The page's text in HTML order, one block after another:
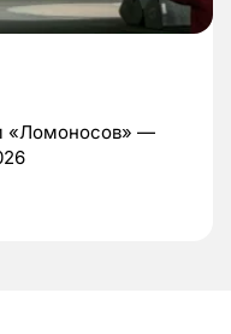
«Ломоносов» —